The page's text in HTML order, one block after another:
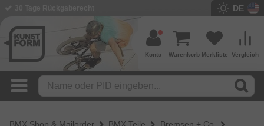
DE
Vergleich
Merkliste
Warenkorb
Konto